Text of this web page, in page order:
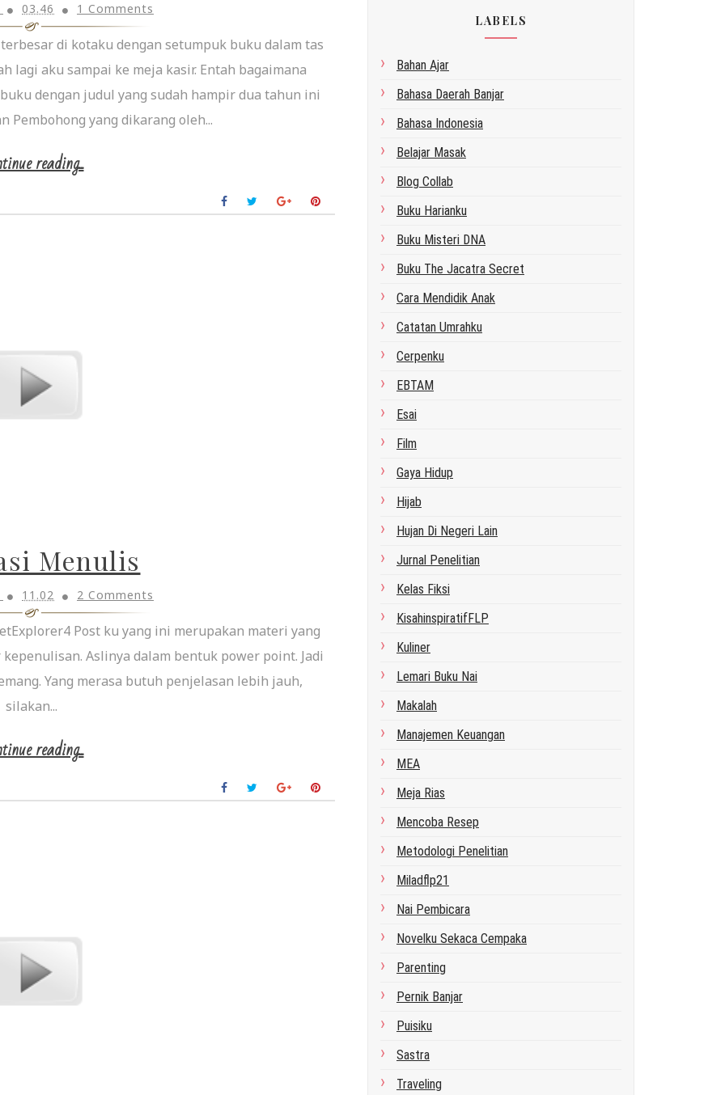
03.46 1 Comments
di kotaku dengan setumpuk buku dalam tas
lagi aku sampai ke meja kasir. Entah bagaimana
dengan judul yang sudah hampir dua tahun ini
Pembohong yang dikarang oleh...
reading...
Menulis
11.02 2 Comments
Post ku yang ini merupakan materi yang
Aslinya dalam bentuk power point. Jadi
Yang merasa butuh penjelasan lebih jauh,
silakan...
reading...
LABELS
Bahan Ajar
Bahasa Daerah Banjar
Bahasa Indonesia
Belajar Masak
Blog Collab
Buku Harianku
Buku Misteri DNA
Buku The Jacatra Secret
Cara Mendidik Anak
Catatan Umrahku
Cerpenku
EBTAM
Esai
Film
Gaya Hidup
Hijab
Hujan Di Negeri Lain
Jurnal Penelitian
Kelas Fiksi
KisahinspiratifFLP
Kuliner
Lemari Buku Nai
Makalah
Manajemen Keuangan
MEA
Meja Rias
Mencoba Resep
Metodologi Penelitian
Miladflp21
Nai Pembicara
Novelku Sekaca Cempaka
Parenting
Pernik Banjar
Puisiku
Sastra
Traveling